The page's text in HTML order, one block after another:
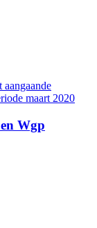
aangaande
maart 2020
Wgp